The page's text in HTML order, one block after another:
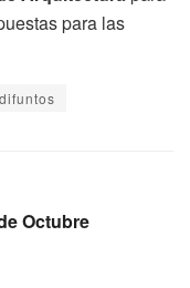
para las
Octubre